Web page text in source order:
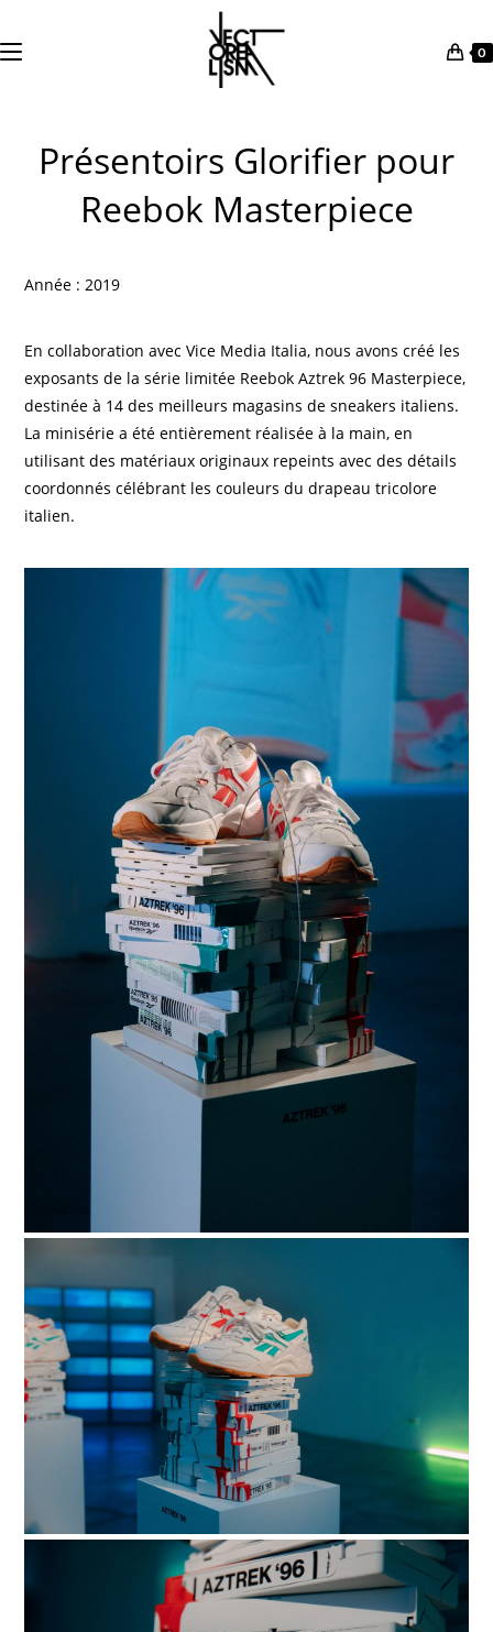
content
0
Présentoirs Glorifier pour
Reebok Masterpiece
Année : 2019
En collaboration avec Vice Media Italia, nous avons créé les
exposants de la série limitée Reebok Aztrek 96 Masterpiece,
destinée à 14 des meilleurs magasins de sneakers italiens.
La minisérie a été entièrement réalisée à la main, en
utilisant des matériaux originaux repeints avec des détails
coordonnés célébrant les couleurs du drapeau tricolore
italien.